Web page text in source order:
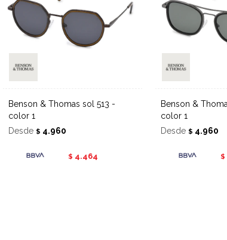
Benson & Thomas sol 513 -
color 1
Desde $ 4.960
$ 4.464
Benson & Thomas sol 515 -
color 1
Desde$ 4.960
$